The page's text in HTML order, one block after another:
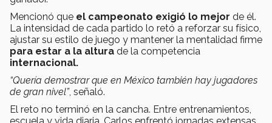
Mencionó que el campeonato exigió lo mejor de él.
La intensidad de cada partido lo retó a reforzar su físico,
ajustar su estilo de juego y mantener la mentalidad firme
para estar a la altura de la competencia
internacional.
“Quería demostrar que en México también hay jugadores
de gran nivel”, señaló.
El reto no terminó en la cancha. Entre entrenamientos,